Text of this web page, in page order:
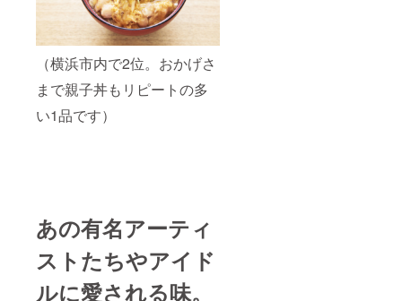
（横浜市内で2位。おかげさ
まで親子丼もリピートの多
い1品です）
あの有名アーティ
ストたちやアイド
ルに愛される味。